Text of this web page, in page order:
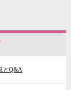
とQ&A